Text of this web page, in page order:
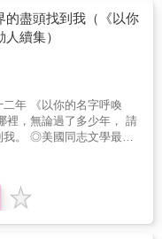
物。本作今後也將為我將
增添色彩吧！──讀者
重要的事情，對其他人
。 即使沒有相遇，在這
如自己一般重視。在這
時代，我很慶幸遇上了
的作品。──讀者Ando &
他的話語，唯有天性直率
的神祕力量特別不安，
當場發怒，氣沖沖離
告訴她，自己並非無所
當笨拙。米蘭達慢慢感
契。他們一起走過南義
全世界最寧靜的絕美祕
《以你的名
‧艾席蒙自承寫作靈感來
雨》，小說將人生比擬為
往復死生，只為在最好
到我》中超越時空的掛
流動的情感和身分，
安德列．艾席蒙已臻完
一次，寧可做
在無盡的等待中虛擲光
住在南義大利的海灘上
，一位優雅紳士拉烏爾
地消失了。更神奇的是，
面，卻正確無誤地指出每
能預知未來、帶人穿越
的盡頭找到我（《以你
續集）
字呼喚
文學最高
別的嶄新之作 ◎歐美
週刊》、《紐約時報》、